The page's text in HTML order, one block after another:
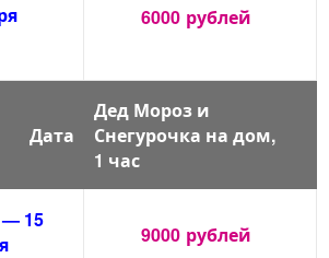
6000 рублей
Дата
Дед Мороз и
Снегурочка на дом,
1 час
— 15
9000 рублей